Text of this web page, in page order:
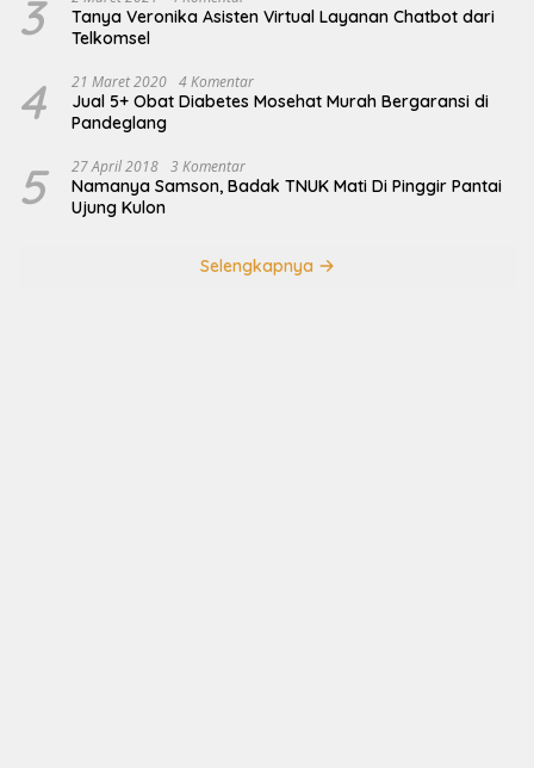
3
Tanya Veronika Asisten Virtual Layanan Chatbot dari
Telkomsel
4 21 Maret 2020 4 Komentar
Jual 5+ Obat Diabetes Mosehat Murah Bergaransi di
Pandeglang
5 27 April 2018 3 Komentar
Namanya Samson, Badak TNUK Mati Di Pinggir Pantai
Ujung Kulon
Selengkapnya